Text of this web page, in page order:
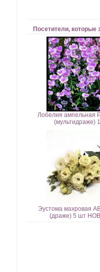
Посетители,
Лобелия ампельная
(мультидраже)
Эустома махровая
(драже) 5 шт